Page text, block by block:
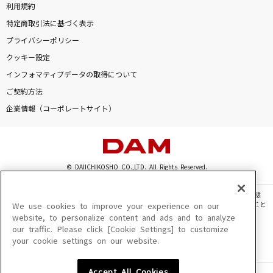
利用規約
特定商取引法に基づく表示
プライバシーポリシー
クッキー設定
インフォマティブデータの取得について
ご契約方法
企業情報（コーポレートサイト）
© DAIICHIKOSHO CO.,LTD. All Rights Reserved.
このサイトに掲載されている一切の文章・画像・写真・動画・音声等を、手段や形態
を問わず、著作権法の定める範囲を超えて無断で複製、転載、ファイル化などすること
を禁じます。
楽曲及びコンテンツは、機種によりご利用いただけない場合があります。
楽曲及びコンテンツの配信日、配信内容が変更になる場合があります。
We use cookies to improve your experience on our
website, to personalize content and ads and to analyze
our traffic. Please click [Cookie Settings] to customize
your cookie settings on our website.